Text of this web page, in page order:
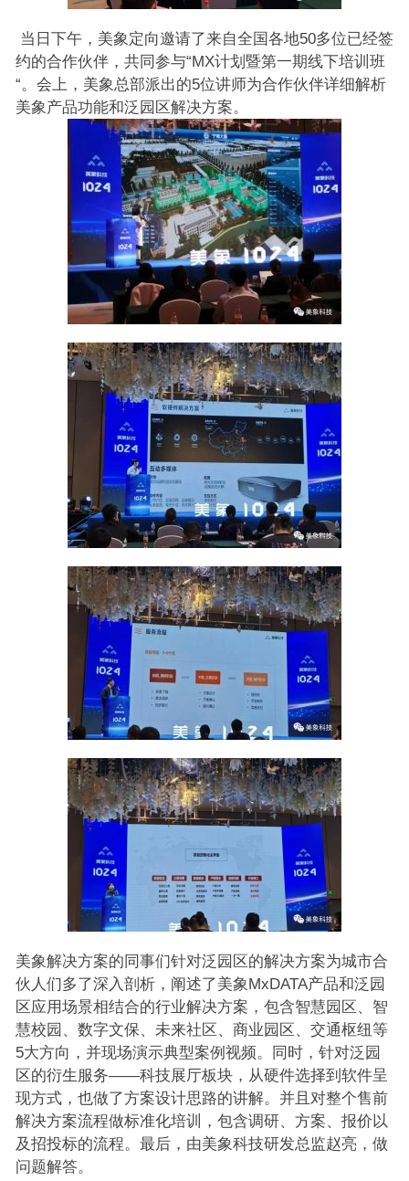
当日下午，美象定向邀请了来自全国各地50多位已经签
约的合作伙伴，共同参与“MX计划暨第一期线下培训班
“。会上，美象总部派出的5位讲师为合作伙伴详细解析
美象产品功能和泛园区解决方案。
美象解决方案的同事们针对泛园区的解决方案为城市合
伙人们多了深入剖析，阐述了美象MxDATA产品和泛园
区应用场景相结合的行业解决方案，包含智慧园区、智
慧校园、数字文保、未来社区、商业园区、交通枢纽等
5大方向，并现场演示典型案例视频。同时，针对泛园
区的衍生服务——科技展厅板块，从硬件选择到软件呈
现方式，也做了方案设计思路的讲解。并且对整个售前
解决方案流程做标准化培训，包含调研、方案、报价以
及招投标的流程。最后，由美象科技研发总监赵亮，做
问题解答。